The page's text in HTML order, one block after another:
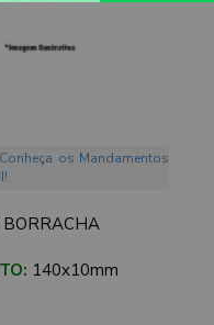
os Mandamentos
140x10mm